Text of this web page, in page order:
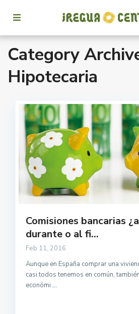
Category
Hipotecaria
Comisiones bancarias
durante o al fi...
Feb 11, 2016
Aunque en España comprar una
casi todos tenemos en común,
económi...